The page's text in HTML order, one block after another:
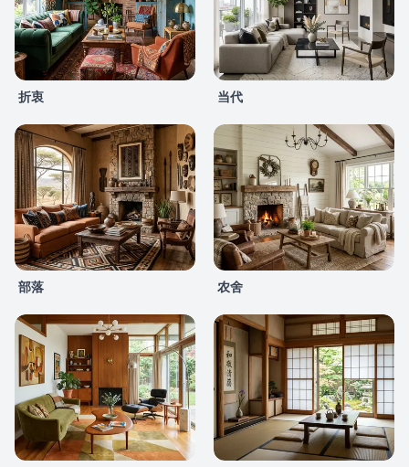
折衷 当代
部落 农舍